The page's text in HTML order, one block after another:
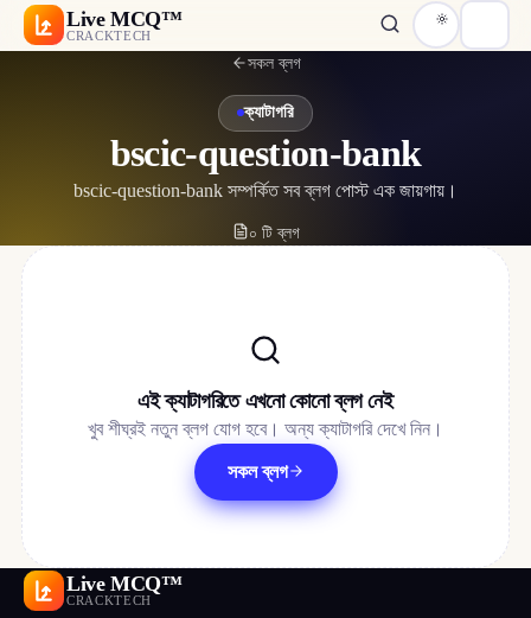
Live MCQ™
CRACKTECH
সকল ব্লগ
ক্যাটাগরি
bscic-question-bank
bscic-question-bank সম্পর্কিত সব ব্লগ পোস্ট এক জায়গায়।
০ টি ব্লগ
এই ক্যাটাগরিতে এখনো কোনো ব্লগ নেই
খুব শীঘ্রই নতুন ব্লগ যোগ হবে। অন্য ক্যাটাগরি দেখে নিন।
সকল ব্লগ
Live MCQ™
CRACKTECH